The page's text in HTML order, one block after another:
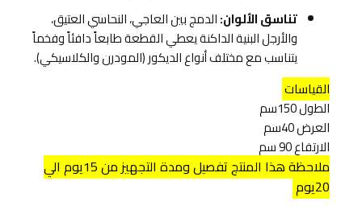
تناسق الألوان:الدمج بين العاجي، النحاسي العتيق،
والأرجل البنية الداكنة يعطي القطعة طابعاً دافئاً وفخماً
يتناسب مع مختلف أنواع الديكور (المودرن والكلاسيكي).
القياسات
الطول 150سم
العرض 40سم
الارتفاع 90 سم
ملاحظة هذا المنتج تفصيل ومدة التجهيز من 15يوم الي
20يوم